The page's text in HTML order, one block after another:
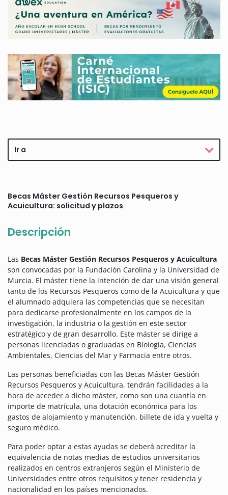
Ir a
Becas Máster Gestión Recursos Pesqueros y
Acuicultura: solicitud y plazos
Descripción
Las Becas Máster Gestión Recursos Pesqueros y Acuicultura
son convocadas por la Fundación Carolina y la Universidad de
Murcia. El máster tiene la intención de dar una visión general
tanto de los Recursos Pesqueros como de la Acuicultura y que
el alumnado adquiera las competencias que se necesitan
para dedicarse profesionalmente en los campos de la
investigación, la industria o la gestión en este sector
estratégico y de gran desarrollo. Este máster se dirige a
personas licenciadas o graduadas en Biología, Ciencias
Ambientales, Ciencias del Mar y Farmacia entre otros.
Las personas beneficiadas con las Becas Máster Gestión
Recursos Pesqueros y Acuicultura, tendrán facilidades a la
hora de acceder a dicho máster, como son una cuantía en
importe de matrícula, una dotación económica para los
gastos de alojamiento y manutención, billete de ida y vuelta y
seguro médico.
Para poder optar a estas ayudas se deberá acreditar la
equivalencia de notas medias de estudios universitarios
realizados en centros extranjeros según el Ministerio de
Universidades entre otros requisitos y tener residencia y
nacionalidad en los países mencionados.